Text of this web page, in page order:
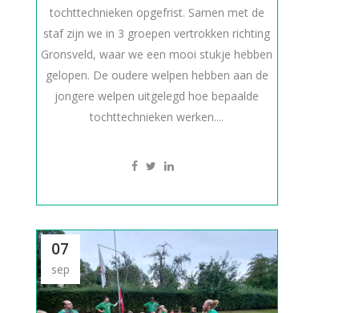
tochttechnieken opgefrist. Samen met de
staf zijn we in 3 groepen vertrokken richting
Gronsveld, waar we een mooi stukje hebben
gelopen. De oudere welpen hebben aan de
jongere welpen uitgelegd hoe bepaalde
tochttechnieken werken....
07
sep